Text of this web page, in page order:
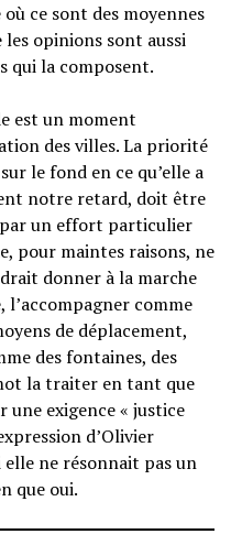
ce sont des moyennes
opinions sont aussi
qui la composent.
est un moment
des villes. La priorité
le fond en ce qu’elle a
notre retard, doit être
un effort particulier
pour maintes raisons, ne
donner à la marche
comme
de déplacement,
des fontaines, des
la traiter en tant que
exigence « justice
d’Olivier
elle ne résonnait pas un
que oui.